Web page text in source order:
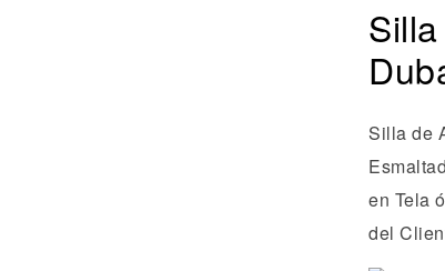
Silla de
en Tela
del